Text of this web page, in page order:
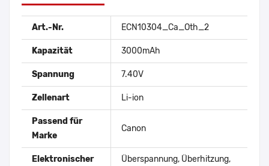
Art.-Nr. ECN10304_Ca_Oth_2
Kapazität 3000mAh
Spannung 7.40V
Zellenart Li-ion
Passend für
Marke
Canon
Elektronischer
Überspannung, Überhitzung,